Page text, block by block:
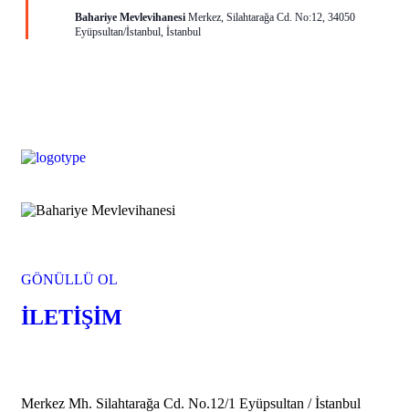
Bahariye Mevlevihanesi Merkez, Silahtarağa Cd. No:12, 34050
Eyüpsultan/İstanbul, İstanbul
GÖNÜLLÜ OL
İLETİŞİM
Merkez Mh. Silahtarağa Cd. No.12/1 Eyüpsultan / İstanbul